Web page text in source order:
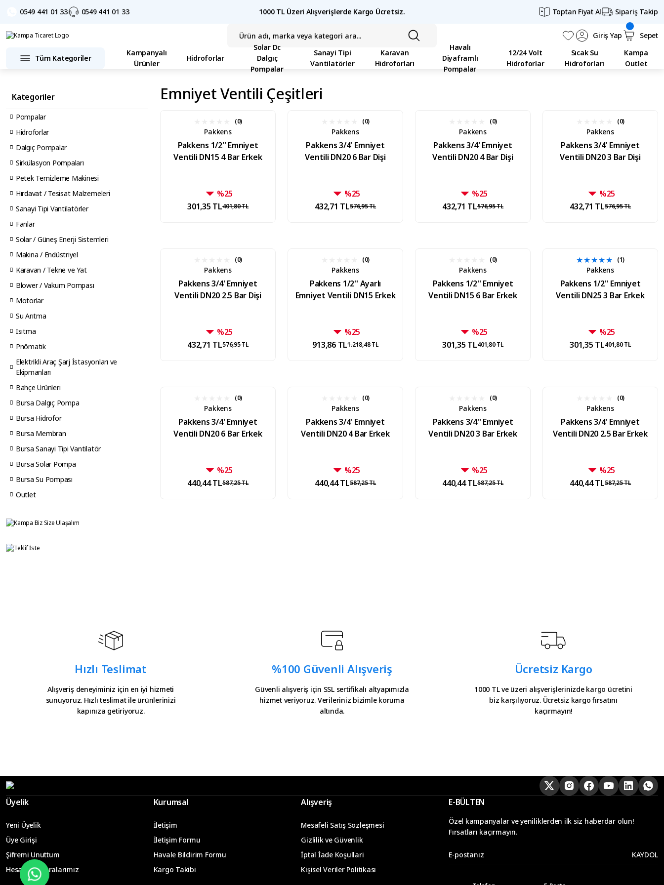
0549 441 01 33 0549 441 01 33 1000 TL Üzeri Alışverişlerde Kargo Ücretsiz. Toptan Fiyat Al Sipariş Takip
Giriş Yap Sepet
Tüm Kategoriler
Kampanyalı
Ürünler
Hidroforlar
Solar Dc
Dalgıç
Pompalar
Sanayi Tipi
Vantilatörler
Karavan
Hidroforları
Havalı
Diyaframlı
Pompalar
12/24 Volt
Hidroforlar
Sıcak Su
Hidroforları
Kampa
Outlet
Kategoriler
Pompalar
Hidroforlar
Dalgıç Pompalar
Sirkülasyon Pompaları
Petek Temizleme Makinesi
Hırdavat / Tesisat Malzemeleri
Sanayi Tipi Vantilatörler
Fanlar
Solar / Güneş Enerji Sistemleri
Makina / Endüstriyel
Karavan / Tekne ve Yat
Blower / Vakum Pompası
Motorlar
Su Arıtma
Isıtma
Pnömatik
Elektrikli Araç Şarj İstasyonları ve
Ekipmanları
Bahçe Ürünleri
Bursa Dalgıç Pompa
Bursa Hidrofor
Bursa Membran
Bursa Sanayi Tipi Vantilatör
Bursa Solar Pompa
Bursa Su Pompası
Outlet
Emniyet Ventili Çeşitleri
(0)
Pakkens
Pakkens 1/2'' Emniyet
Ventili DN15 4 Bar Erkek
%25
301,35 TL401,80 TL
(0)
Pakkens
Pakkens 3/4' Emniyet
Ventili DN20 6 Bar Dişi
%25
432,71 TL576,95 TL
(0)
Pakkens
Pakkens 3/4' Emniyet
Ventili DN20 4 Bar Dişi
%25
432,71 TL576,95 TL
(0)
Pakkens
Pakkens 3/4' Emniyet
Ventili DN20 3 Bar Dişi
%25
432,71 TL576,95 TL
(0)
Pakkens
Pakkens 3/4' Emniyet
Ventili DN20 2.5 Bar Dişi
%25
432,71 TL576,95 TL
(0)
Pakkens
Pakkens 1/2'' Ayarlı
Emniyet Ventili DN15 Erkek
%25
913,86 TL1.218,48 TL
(0)
Pakkens
Pakkens 1/2'' Emniyet
Ventili DN15 6 Bar Erkek
%25
301,35 TL401,80 TL
(1)
Pakkens
Pakkens 1/2'' Emniyet
Ventili DN25 3 Bar Erkek
%25
301,35 TL401,80 TL
(0)
Pakkens
Pakkens 3/4' Emniyet
Ventili DN20 6 Bar Erkek
%25
440,44 TL587,25 TL
(0)
Pakkens
Pakkens 3/4' Emniyet
Ventili DN20 4 Bar Erkek
%25
440,44 TL587,25 TL
(0)
Pakkens
Pakkens 3/4'' Emniyet
Ventili DN20 3 Bar Erkek
%25
440,44 TL587,25 TL
(0)
Pakkens
Pakkens 3/4' Emniyet
Ventili DN20 2.5 Bar Erkek
%25
440,44 TL587,25 TL
Hızlı Teslimat
Alışveriş deneyiminiz için en iyi hizmeti
sunuyoruz. Hızlı teslimat ile ürünlerinizi
kapınıza getiriyoruz.
%100 Güvenli Alışveriş
Güvenli alışveriş için SSL sertifikalı altyapımızla
hizmet veriyoruz. Verileriniz bizimle koruma
altında.
Ücretsiz Kargo
1000 TL ve üzeri alışverişlerinizde kargo ücretini
biz karşılıyoruz. Ücretsiz kargo fırsatını
kaçırmayın!
Üyelik
Yeni Üyelik
Üye Girişi
Şifremi Unuttum
Hesap Numaralarımız
Kurumsal
İletişim
İletişim Formu
Havale Bildirim Formu
Kargo Takibi
Alışveriş
Mesafeli Satış Sözleşmesi
Gizlilik ve Güvenlik
İptal İade Koşullari
Kişisel Veriler Politikası
E-BÜLTEN
Özel kampanyalar ve yeniliklerden ilk siz haberdar olun!
Fırsatları kaçırmayın.
KAYDOL